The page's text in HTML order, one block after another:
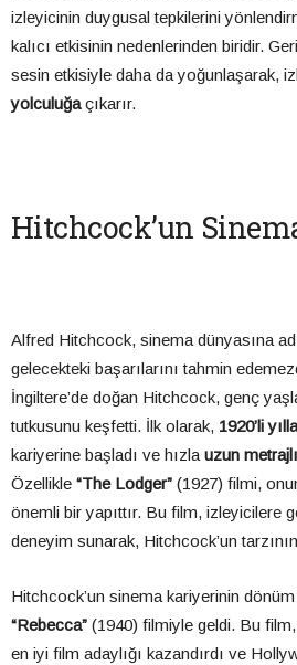
izleyicinin duygusal tepkilerini
kalıcı etkisinin nedenlerinden biridir.
sesin etkisiyle daha da yoğunlaşarak,
yolculuğaçıkarır.
Hitchcock’un
Alfred Hitchcock, sinema dünyasına
gelecekteki başarılarını tahmin
İngiltere’de doğan Hitchcock, genç
tutkusunu keşfetti. İlk olarak, 1920’li
kariyerine başladı ve hızlauzun
Özellikle “The Lodger” (1927) filmi,
önemli bir yapıttır. Bu film, izleyicilere
deneyim sunarak, Hitchcock’un
Hitchcock’un sinema kariyerinin
“Rebecca” (1940) filmiyle geldi. Bu
en iyi film adaylığı kazandırdı ve